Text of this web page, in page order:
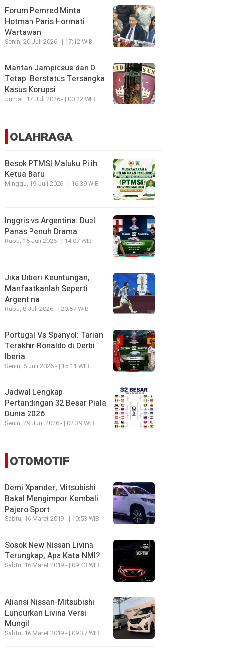
Forum Pemred Minta
Hotman Paris Hormati
Wartawan
Senin, 20 Juli 2026 - | 17:12 WIB
Mantan Jampidsus dan D
Tetap Berstatus Tersangka
Kasus Korupsi
Jumat, 17 Juli 2026 - | 00:22 WIB
OLAHRAGA
Besok PTMSI Maluku Pilih
Ketua Baru
Minggu, 19 Juli 2026 - | 16:39 WIB
Inggris vs Argentina: Duel
Panas Penuh Drama
Rabu, 15 Juli 2026 - | 14:07 WIB
Jika Diberi Keuntungan,
Manfaatkanlah Seperti
Argentina
Rabu, 8 Juli 2026 - | 20:57 WIB
Portugal Vs Spanyol: Tarian
Terakhir Ronaldo di Derbi
Iberia
Senin, 6 Juli 2026 - | 15:11 WIB
Jadwal Lengkap
Pertandingan 32 Besar Piala
Dunia 2026
Senin, 29 Juni 2026 - | 02:39 WIB
OTOMOTIF
Demi Xpander, Mitsubishi
Bakal Mengimpor Kembali
Pajero Sport
Sabtu, 16 Maret 2019 - | 10:53 WIB
Sosok New Nissan Livina
Terungkap, Apa Kata NMI?
Sabtu, 16 Maret 2019 - | 09:43 WIB
Aliansi Nissan-Mitsubishi
Luncurkan Livina Versi
Mungil
Sabtu, 16 Maret 2019 - | 09:37 WIB